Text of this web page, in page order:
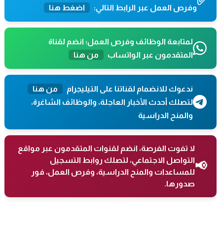
وفرص العمل عبر الرابط التالي:
اضغط هنا
لمتابعة الوظائف وفرص العمل؛ انضم لقناة
المتقدمون عبر الواتساب
من هنا
ندعوك للانضمام لقناتنا على التيليجرام
من هنا
لتصلك أحدث الأخبار العاجلة، والوظائف الشاغرة،
والمنح الدراسية
📢
لا تفوت الفرصة، انضم لقنوات المتقدمون عبر مواقع
التواصل الاجتماعي، لتصلك روابط التسجيل
للمساعدات والمنح الدراسية، وفرص العمل، فور
صدورها.